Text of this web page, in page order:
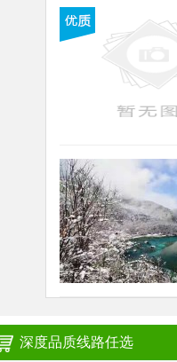
深度品质线路任选